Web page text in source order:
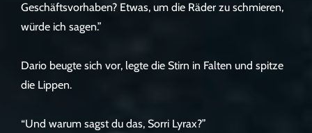
Geschäftsvorhaben? Etwas, um die Räder zu schmieren,
würde ich sagen.”
Dario beugte sich vor, legte die Stirn in Falten und spitze
die Lippen.
“Und warum sagst du das, Sorri Lyrax?”